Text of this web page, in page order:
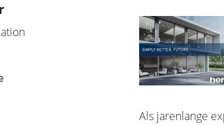
Als jarenlange